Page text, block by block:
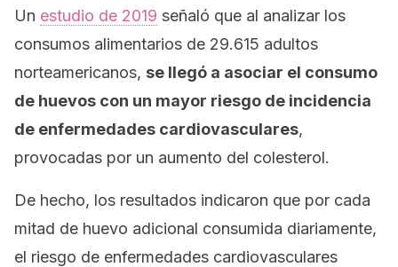
Un estudio de 2019 señaló que al analizar los
consumos alimentarios de 29.615 adultos
norteamericanos, se llegó a asociar el consumo
de huevos con un mayor riesgo de incidencia
de enfermedades cardiovasculares,
provocadas por un aumento del colesterol.
De hecho, los resultados indicaron que por cada
mitad de huevo adicional consumida diariamente,
el riesgo de enfermedades cardiovasculares